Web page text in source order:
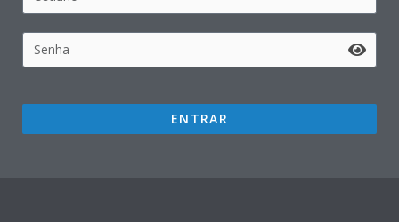
ENTRAR